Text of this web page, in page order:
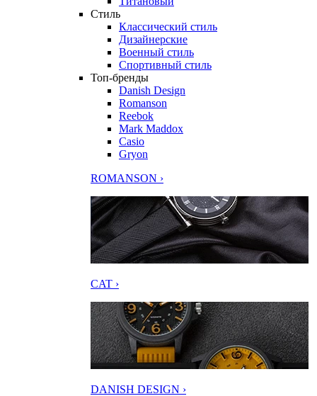
Стиль
Классический стиль
Дизайнерские
Военный стиль
Спортивный стиль
Топ-бренды
Danish Design
Romanson
Reebok
Mark Maddox
Casio
Gryon
ROMANSON ›
CAT ›
DANISH DESIGN ›